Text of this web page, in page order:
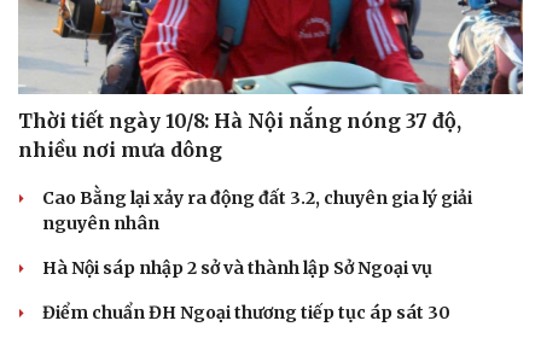
Thời tiết ngày 10/8: Hà Nội nắng nóng 37 độ,
nhiều nơi mưa dông
Cao Bằng lại xảy ra động đất 3.2, chuyên gia lý giải
nguyên nhân
Hà Nội sáp nhập 2 sở và thành lập Sở Ngoại vụ
Điểm chuẩn ĐH Ngoại thương tiếp tục áp sát 30